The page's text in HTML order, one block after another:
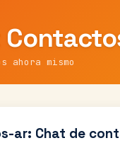
ahora mismo
ar: Chat de